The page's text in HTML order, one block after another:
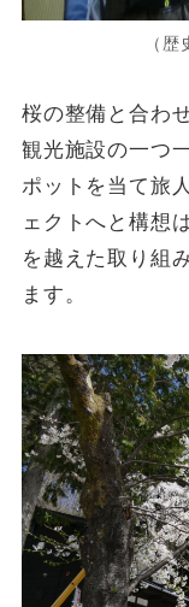
（
桜の整備と合わ
観光施設の一つ
ポットを当て旅
ェクトへと構想
を越えた取り組
ます。